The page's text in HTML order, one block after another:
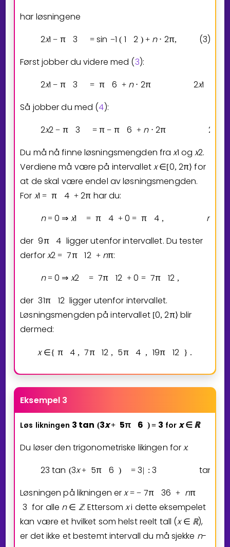
har løsningene
2x1 − π 3 =sin −1 ( 1 2 ) + n ⋅ 2π,
(3)
Først jobber du videre med (3):
2x1 − π 3 = π 6 + n ⋅ 2π 2x1
Så jobber du med (4):
2x2 − π 3 = π − π 6 + n ⋅ 2π 2
Du må nå finne løsningsmengden frax1 ogx2.
Verdiene må være på intervalletx ∈[0, 2π⟩ for
at de skal være endel av løsningsmengden.
For x1 = π 4 + 2π har du:
n = 0 ⇒ x1 = π 4 + 0 = π 4 , n
der 9π 4 ligger utenfor intervallet. Du tester
derforx2 = 7π 12 + nπ:
n = 0 ⇒ x2 = 7π 12 + 0 = 7π 12 ,
der 31π 12 ligger utenfor intervallet.
Løsningsmengden på intervallet [0, 2π⟩ blir
dermed:
x ∈{ π 4 , 7π 12 , 5π 4 , 19π 12 } .
Eksempel 3
Løs likningen 3 tan (3x+ 5π 6 ) = 3 for x ∈ ℝ
Du løser den trigonometriske likingen forx:
23 tan (3x + 5π 6 ) = 3| : 3 tan
Løsningen på likningen erx = − 7π 36 + nπ
3 for alle n ∈ ℤ. Ettersomxi dette eksempelet
kan være et hvilket som helst reelt tall (x ∈ ℝ),
er det ikke et bestemt intervall du må sjekke n-